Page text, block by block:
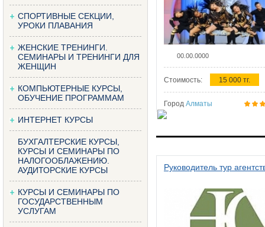
СПОРТИВНЫЕ СЕКЦИИ,
УРОКИ ПЛАВАНИЯ
ЖЕНСКИЕ ТРЕНИНГИ.
СЕМИНАРЫ И ТРЕНИНГИ ДЛЯ
ЖЕНЩИН
КОМПЬЮТЕРНЫЕ КУРСЫ,
ОБУЧЕНИЕ ПРОГРАММАМ
ИНТЕРНЕТ КУРСЫ
БУХГАЛТЕРСКИЕ КУРСЫ,
КУРСЫ И СЕМИНАРЫ ПО
НАЛОГООБЛАЖЕНИЮ.
АУДИТОРСКИЕ КУРСЫ
КУРСЫ И СЕМИНАРЫ ПО
ГОСУДАРСТВЕННЫМ
УСЛУГАМ
00.00.0000
Стоимость: 15 000 тг.
Город Алматы
Руководитель тур